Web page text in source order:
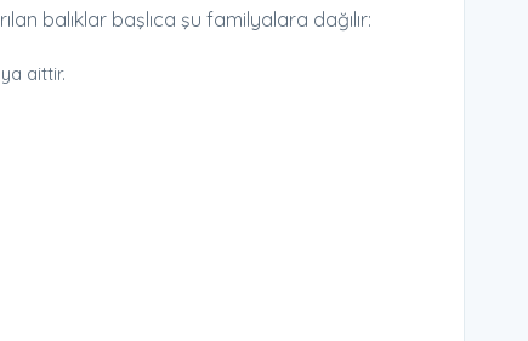
balıklar başlıca şu familyalara dağılır:
aittir.